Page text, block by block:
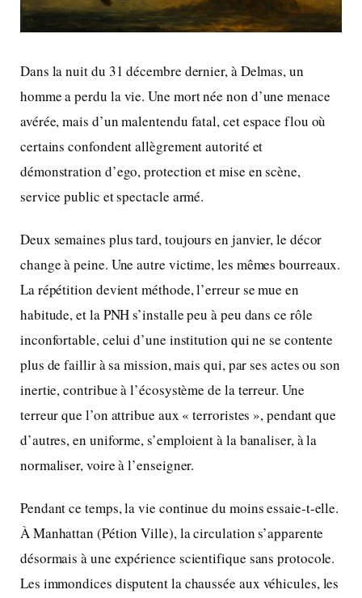
Dans la nuit du 31 décembre dernier, à Delmas, un
homme a perdu la vie. Une mort née non d’une menace
avérée, mais d’un malentendu fatal, cet espace flou où
certains confondent allègrement autorité et
démonstration d’ego, protection et mise en scène,
service public et spectacle armé.
Deux semaines plus tard, toujours en janvier, le décor
change à peine. Une autre victime, les mêmes bourreaux.
La répétition devient méthode, l’erreur se mue en
habitude, et la PNH s’installe peu à peu dans ce rôle
inconfortable, celui d’une institution qui ne se contente
plus de faillir à sa mission, mais qui, par ses actes ou son
inertie, contribue à l’écosystème de la terreur. Une
terreur que l’on attribue aux « terroristes », pendant que
d’autres, en uniforme, s’emploient à la banaliser, à la
normaliser, voire à l’enseigner.
Pendant ce temps, la vie continue du moins essaie-t-elle.
À Manhattan (Pétion Ville), la circulation s’apparente
désormais à une expérience scientifique sans protocole.
Les immondices disputent la chaussée aux véhicules, les